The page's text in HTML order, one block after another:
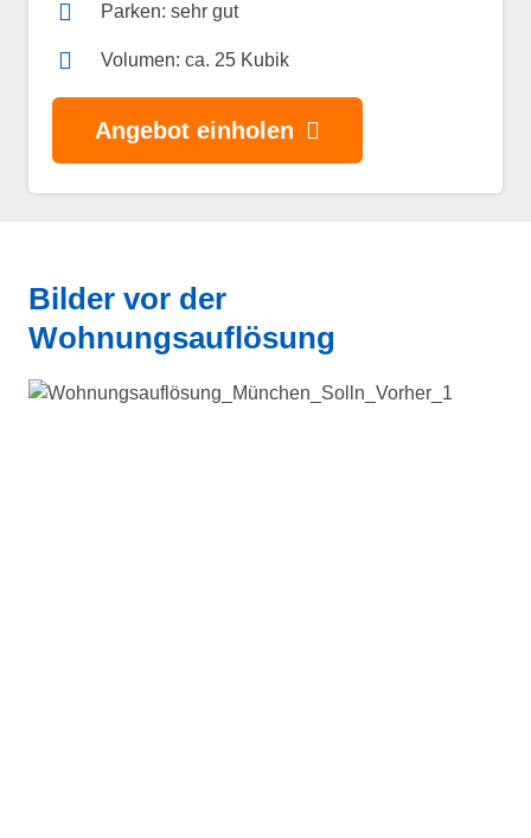
Parken: sehr gut
Volumen: ca. 25 Kubik
Angebot einholen
Bilder vor der
Wohnungsauflösung